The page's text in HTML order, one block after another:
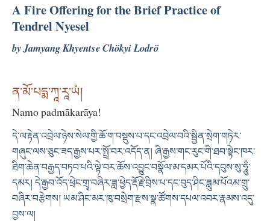
A Fire Offering for the Brief Practice of
Tendrel Nyesel
by Jamyang Khyentse Chökyi Lodrö
ན་མོ་པདྨ་ཀཱ་རཱ་ཡཾ།
Namo padmākarāya!
དེ་ལ་རྟེན་འབྲེལ་ཉེས་སེལ་གྱི་ཆོ་ག་བསྡུས་པ་དང་འབྲེལ་བའི་སྦྱིན་སྲེག་གཏེར་
གཞུང་ལས་ཅུང་ཟད་རྒྱས་པར་སྤྲོ་བར་འདོད་ན། ཞི་རྒྱས་གང་རུང་གི་ཐབ་སྟེང་ཁར་
ཐིག་ཆེན་བརྒྱད་བཏབ་པའི་ལྟེ་བར་ཆོས་འབྱུང་བསྣོལ་མ་དམར་པོའི་དབུས་སུ་ཧཱུྃ་
དམར། དེ་རྒྱབ་འོད་ཕྲེང་གྲྭ་བཞིར་ཟླ་ཕྱེད་རྡོ་རྗེ་བྲིས་པ་དང་བུད་ཤིང་ཟླུམ་པོའམ་གྲུ་
བཞིར་བརྩེགས། ཡམ་ཤིང་མར་ཁུ་བསྲེག་རྫས་སྣ་ཚོགས་དཔལ་འབར་རྣམས་འདུ་
བྱས་ལ།